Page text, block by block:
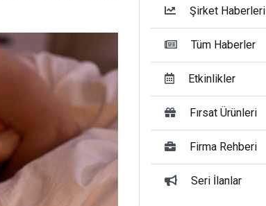
Şirket Haberleri
Tüm Haberler
Etkinlikler
Fırsat Ürünleri
Firma Rehberi
Seri İlanlar